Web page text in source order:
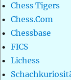
Chess Tigers
Chess.Com
Chessbase
FICS
Lichess